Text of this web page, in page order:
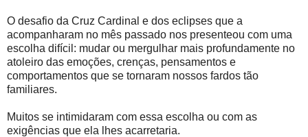
O desafio da Cruz Cardinal e dos eclipses que a
acompanharam no mês passado nos presenteou com uma
escolha difícil: mudar ou mergulhar mais profundamente no
atoleiro das emoções, crenças, pensamentos e
comportamentos que se tornaram nossos fardos tão
familiares.
Muitos se intimidaram com essa escolha ou com as
exigências que ela lhes acarretaria.